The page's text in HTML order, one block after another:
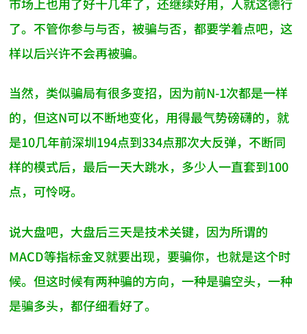
了。不管你参与与否，被骗与否，都要学着点吧，这
样以后兴许不会再被骗。
当然，类似骗局有很多变招，因为前N-1次都是一样
的，但这N可以不断地变化，用得最气势磅礴的，就
是10几年前深圳194点到334点那次大反弹，不断同
样的模式后，最后一天大跳水，多少人一直套到100
点，可怜呀。
说大盘吧，大盘后三天是技术关键，因为所谓的
MACD等指标金叉就要出现，要骗你，也就是这个时
候。但这时候有两种骗的方向，一种是骗空头，一种
是骗多头，都仔细看好了。